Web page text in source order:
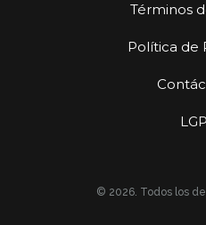
Términos
Política de
© 2026. Todos los